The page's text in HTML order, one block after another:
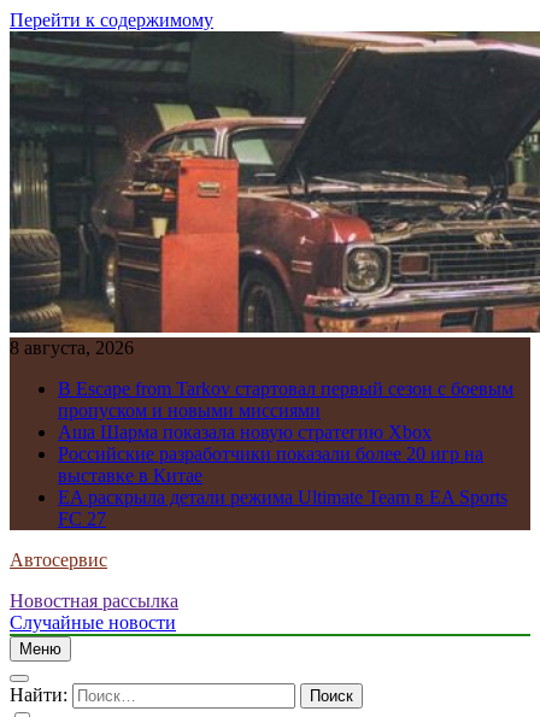
Перейти к содержимому
8 августа, 2026
В Escape from Tarkov стартовал первый сезон с боевым
пропуском и новыми миссиями
Аша Шарма показала новую стратегию Xbox
Российские разработчики показали более 20 игр на
выставке в Китае
EA раскрыла детали режима Ultimate Team в EA Sports
FC 27
Автосервис
Новостная рассылка
Случайные новости
Меню
Найти: